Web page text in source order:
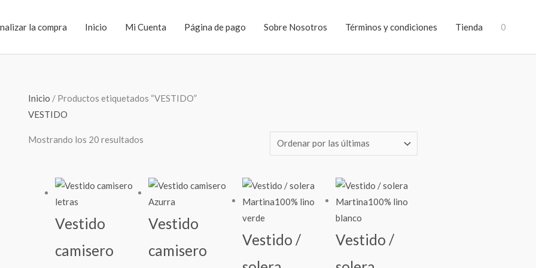
la compra Inicio Mi Cuenta Página de pago Sobre Nosotros Términos y condiciones Tienda 0
Inicio / Productos etiquetados “VESTIDO”
VESTIDO
Mostrando los 20 resultados
Sorted
Vestido
camisero
Vestido
camisero
Vestido /
Vestido /